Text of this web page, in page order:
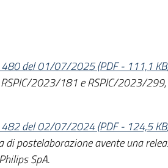
480 del 01/07/2025(PDF- 111,1 KB
2023/181 e RSPIC/2023/
482 del 02/07/2024(PDF- 124,5 KB
postelaborazione avente una
SpA.